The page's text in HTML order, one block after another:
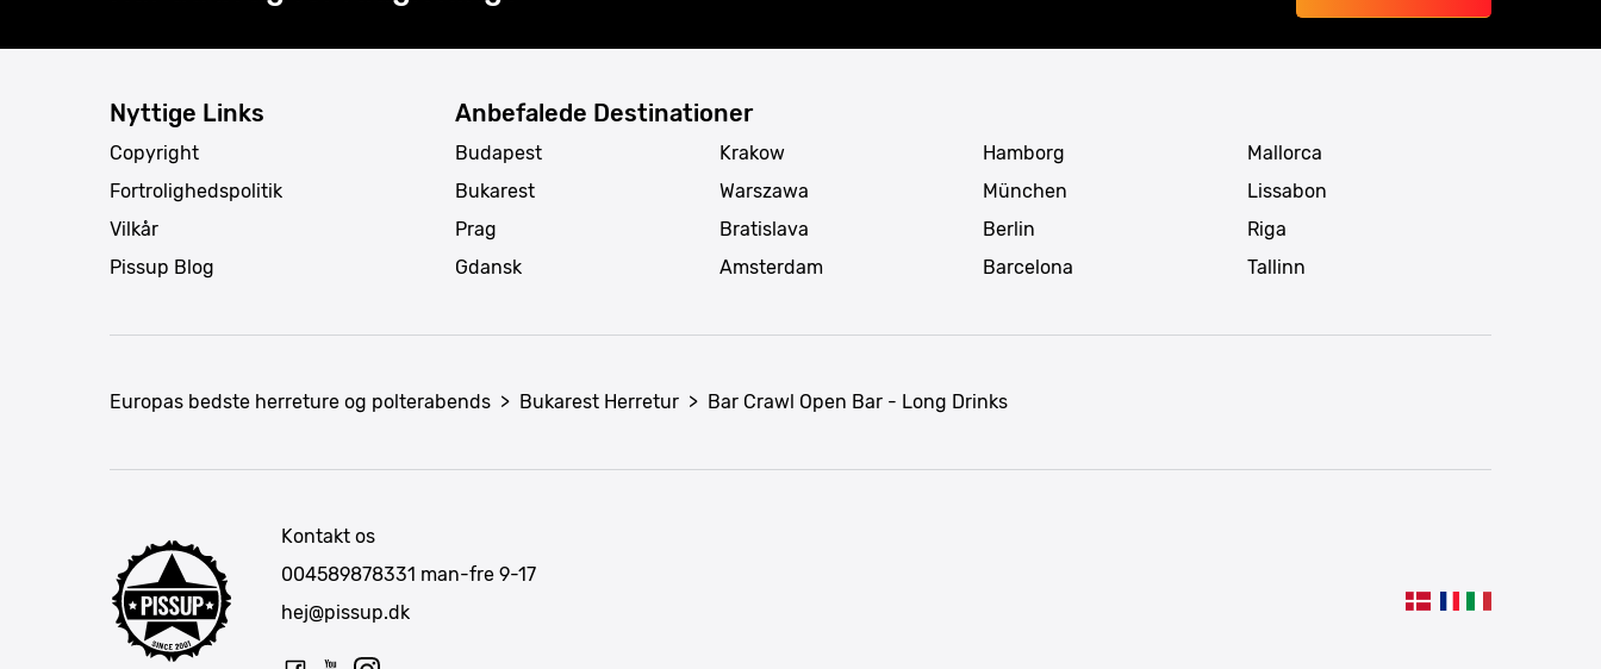
Nyttige Links
Copyright
Fortrolighedspolitik
Vilkår
Pissup Blog
Anbefalede Destinationer
Budapest
Bukarest
Prag
Gdansk
Krakow
Warszawa
Bratislava
Amsterdam
Hamborg
München
Berlin
Barcelona
Mallorca
Lissabon
Riga
Tallinn
Europas bedste herreture og polterabends > Bukarest Herretur > Bar Crawl Open Bar - Long Drinks
Kontakt os
004589878331 man-fre 9-17
hej@pissup.dk